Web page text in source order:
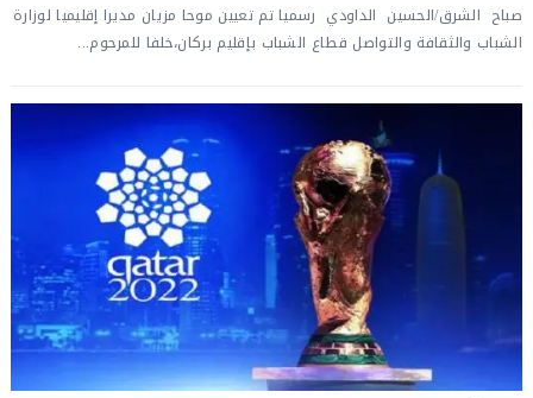
صباح الشرق/الحسين الداودي رسميا تم تعيين موحا مزيان مديرا إقليميا لوزارة
الشباب والثقافة والتواصل قطاع الشباب بإقليم بركان،خلفا للمرحوم...